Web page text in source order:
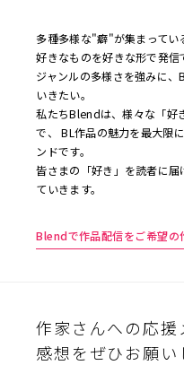
多種多様な"癖"が集まってい
好きなものを好きな形で発信
ジャンルの多様さを強みに
いきたい。
私たちBlendは、様々な「好
で、 BL作品の魅力を最大限
ンドです。
皆さまの「好き」を読者に
ていきます。
Blendで作品配信をご希望の
作家さんへの応援
感想をぜひお願い